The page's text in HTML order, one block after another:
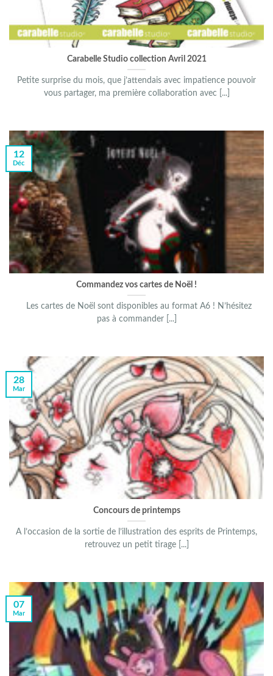
Carabelle Studio collection Avril 2021
Petite surprise du mois, que j’attendais avec impatience pouvoir
vous partager, ma première collaboration avec [...]
Commandez vos cartes de Noël !
Les cartes de Noël sont disponibles au format A6 ! N’hésitez
pas à commander [...]
12
Déc
Concours de printemps
A l’occasion de la sortie de l’illustration des esprits de Printemps,
retrouvez un petit tirage [...]
28
Mar
07
Mar